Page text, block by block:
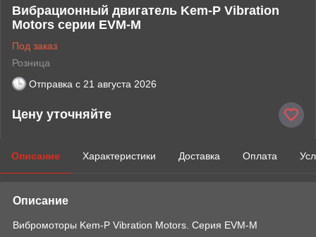
Вибрационный двигатель Kem-P Vibration
Motors серии EVM-M
Под заказ
Розница
Отправка с 21 августа 2026
Цену уточняйте
Описание Характеристики Доставка Оплата
Описание
Вибромоторы Kem-P Vibration Motors. Серия EVM-M